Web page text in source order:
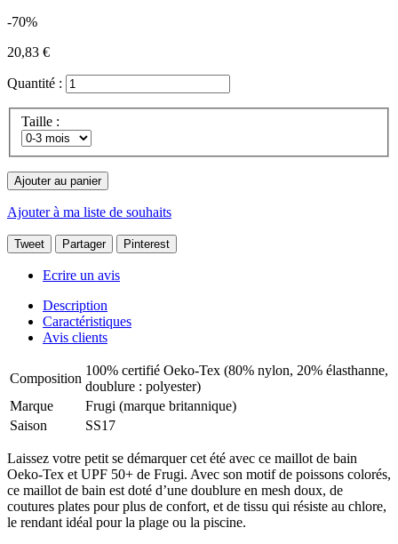
-70%
20,83 €
Quantité :
Taille :
Ajouter au panier
Ajouter à ma liste de souhaits
Tweet Partager Pinterest
Ecrire un avis
Description
Caractéristiques
Avis clients
Composition
100% certifié Oeko-Tex (80% nylon, 20% élasthanne,
doublure : polyester)
Marque
Frugi (marque britannique)
Saison
SS17
Laissez votre petit se démarquer cet été avec ce maillot de bain
Oeko-Tex et UPF 50+ de Frugi. Avec son motif de poissons colorés,
ce maillot de bain est doté d’une doublure en mesh doux, de
coutures plates pour plus de confort, et de tissu qui résiste au chlore,
le rendant idéal pour la plage ou la piscine.